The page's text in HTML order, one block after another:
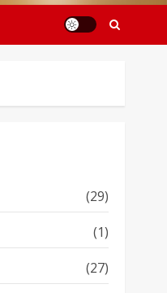
(29)
(1)
(27)